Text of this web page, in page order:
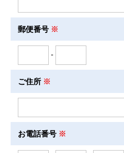
郵便番号
-
ご住所
お電話番号